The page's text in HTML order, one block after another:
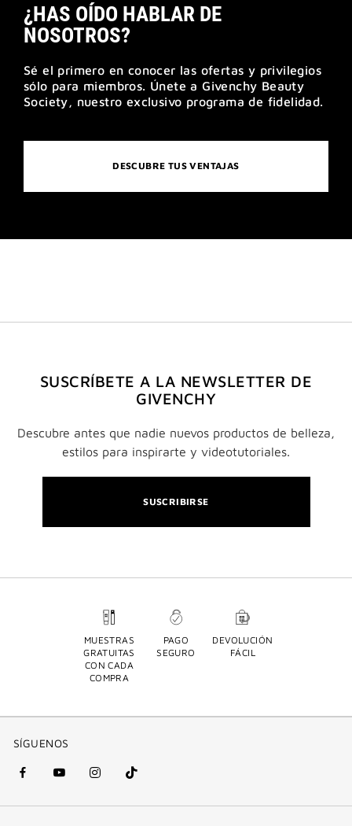
¿HAS OÍDO HABLAR DE
NOSOTROS?
Sé el primero en conocer las ofertas y privilegios
sólo para miembros. Únete a Givenchy Beauty
Society, nuestro exclusivo programa de fidelidad.
DESCUBRE TUS VENTAJAS
SUSCRÍBETE A LA NEWSLETTER DE
GIVENCHY
Descubre antes que nadie nuevos productos de belleza,
estilos para inspirarte y videotutoriales.
SUSCRIBIRSE
MUESTRAS
GRATUITAS
CON CADA
COMPRA
PAGO
SEGURO
DEVOLUCIÓN
FÁCIL
SÍGUENOS
Facebook
(nueva
YouTube
(nueva
Instagram
(nueva
Tik
Tok